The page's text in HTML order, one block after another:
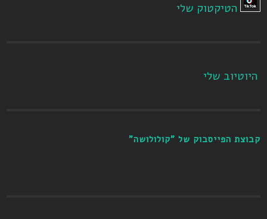
הטיקטוק שלי
היוטיוב שלי
קבוצת הפייסבוק של "קולולושה"